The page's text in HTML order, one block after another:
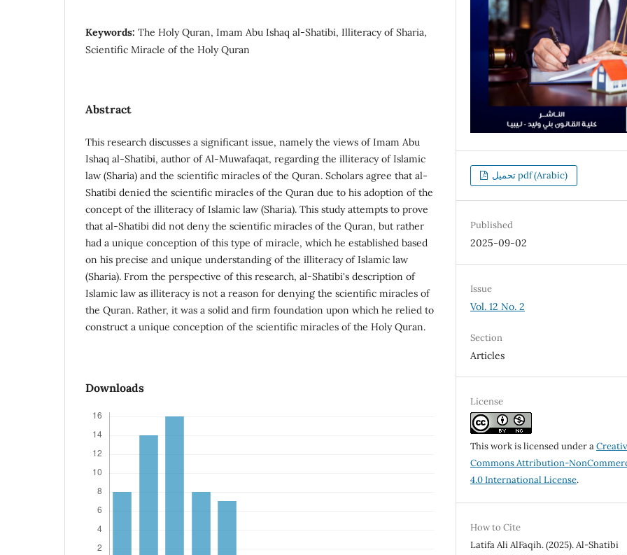
Keywords: The Holy Quran, Imam Abu Ishaq al-Shatibi, Illiteracy of Sharia,
Scientific Miracle of the Holy Quran
Abstract
This research discusses a significant issue, namely the views of Imam Abu
Ishaq al-Shatibi, author of Al-Muwafaqat, regarding the illiteracy of Islamic
law (Sharia) and the scientific miracles of the Quran. Scholars agree that al-
Shatibi denied the scientific miracles of the Quran due to his adoption of the
concept of the illiteracy of Islamic law (Sharia). This study attempts to prove
that al-Shatibi did not deny the scientific miracles of the Quran, but rather
had a unique conception of this type of miracle, which he established based
on his precise and unique understanding of the illiteracy of Islamic law
(Sharia). From the perspective of this research, al-Shatibi's description of
Islamic law as illiteracy is not a reason for denying the scientific miracles of
the Quran. Rather, it was a solid and firm foundation upon which he relied to
construct a unique conception of the scientific miracles of the Holy Quran.
Downloads
تحميل pdf (Arabic)
Published
2025-09-02
Issue
Vol. 12 No. 2
Section
Articles
License
This work is licensed under a
Commons Attribution-
4.0 International License.
How to Cite
Latifa Ali AlFaqih. (2025). Al-Shatibi